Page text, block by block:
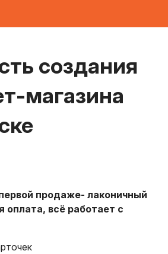
создания
магазина
продаже- лаконичный
оплата, всё работает с